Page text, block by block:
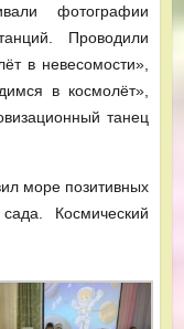
фотографии
Проводили
в невесомости»,
в космолёт»,
танец
море позитивных
Космический